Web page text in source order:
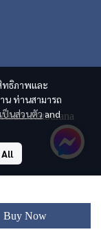
Buy Now
ทธิภาพและ
น ท่านสามารถ
ป็นส่วนตัว and
Ratburana
by MWE